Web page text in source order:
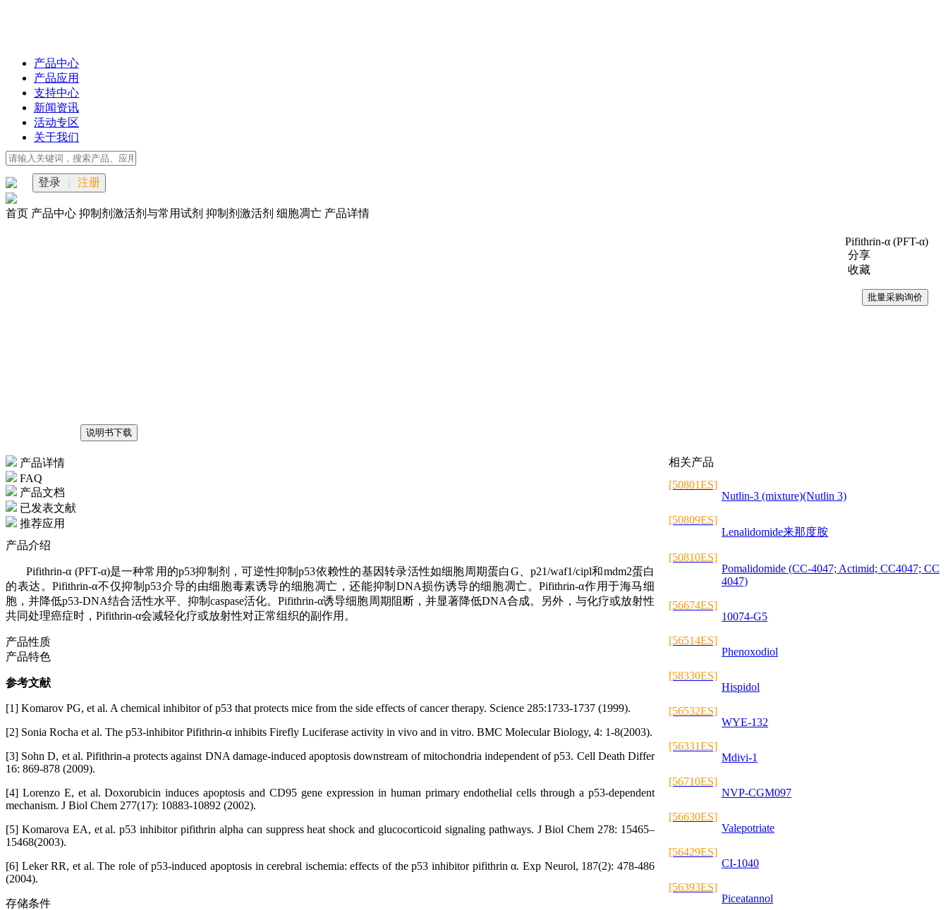
产品中心
产品应用
支持中心
新闻资讯
活动专区
关于我们
登录 注册
首页 产品中心 抑制剂激活剂与常用试剂 抑制剂激活剂 细胞凋亡 产品详情
说明书下载
Pifithrin-α (PFT-α)
分享
收藏
批量采购询价
产品详情
FAQ
产品文档
已发表文献
推荐应用
产品介绍
Pifithrin-α (PFT-α)是一种常用的p53抑制剂，可逆性抑制p53依赖性的基因转录活性如细胞周期蛋白G、p21/waf1/cipl和mdm2蛋白
的表达。Pifithrin-α不仅抑制p53介导的由细胞毒素诱导的细胞凋亡，还能抑制DNA损伤诱导的细胞凋亡。Pifithrin-α作用于海马细
胞，并降低p53-DNA结合活性水平、抑制caspase活化。Pifithrin-α诱导细胞周期阻断，并显著降低DNA合成。另外，与化疗或放射性
共同处理癌症时，Pifithrin-α会减轻化疗或放射性对正常组织的副作用。
产品性质
产品特色
参考文献
[1] Komarov PG, et al. A chemical inhibitor of p53 that protects mice from the side effects of cancer therapy. Science 285:1733-1737 (1999).
[2] Sonia Rocha et al. The p53-inhibitor Pifithrin-α inhibits Firefly Luciferase activity in vivo and in vitro. BMC Molecular Biology, 4: 1-8(2003).
[3] Sohn D, et al. Pifithrin-a protects against DNA damage-induced apoptosis downstream of mitochondria independent of p53. Cell Death Differ
16: 869-878 (2009).
[4] Lorenzo E, et al. Doxorubicin induces apoptosis and CD95 gene expression in human primary endothelial cells through a p53-dependent
mechanism. J Biol Chem 277(17): 10883-10892 (2002).
[5] Komarova EA, et al. p53 inhibitor pifithrin alpha can suppress heat shock and glucocorticoid signaling pathways. J Biol Chem 278: 15465–
15468(2003).
[6] Leker RR, et al. The role of p53-induced apoptosis in cerebral ischemia: effects of the p53 inhibitor pifithrin α. Exp Neurol, 187(2): 478-486
(2004).
存储条件
相关产品
[50801ES]
Nutlin-3 (mixture)(Nutlin 3)
[50809ES]
Lenalidomide来那度胺
[50810ES]
Pomalidomide (CC-4047; Actimid; CC4047; CC
4047)
[56674ES]
10074-G5
[56514ES]
Phenoxodiol
[58330ES]
Hispidol
[56532ES]
WYE-132
[56331ES]
Mdivi-1
[56710ES]
NVP-CGM097
[56630ES]
Valepotriate
[56429ES]
CI-1040
[56393ES]
Piceatannol